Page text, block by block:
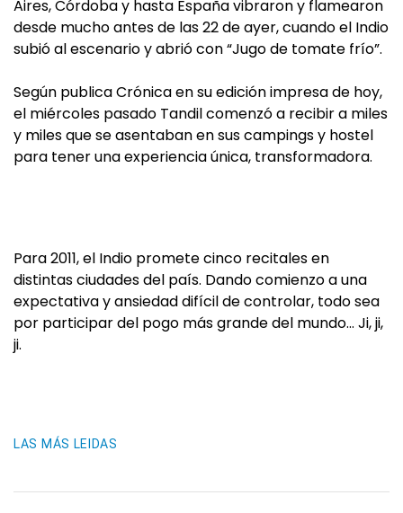
Aires, Córdoba y hasta España vibraron y flamearon
desde mucho antes de las 22 de ayer, cuando el Indio
subió al escenario y abrió con “Jugo de tomate frío”.
Según publica Crónica en su edición impresa de hoy,
el miércoles pasado Tandil comenzó a recibir a miles
y miles que se asentaban en sus campings y hostel
para tener una experiencia única, transformadora.
Para 2011, el Indio promete cinco recitales en
distintas ciudades del país. Dando comienzo a una
expectativa y ansiedad difícil de controlar, todo sea
por participar del pogo más grande del mundo… Ji, ji,
ji.
LAS MÁS LEIDAS